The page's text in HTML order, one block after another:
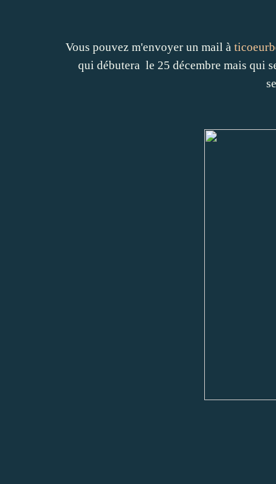
Vous pouvez m'envoyer un mail à
qui débutera le 25 décembre mais qui